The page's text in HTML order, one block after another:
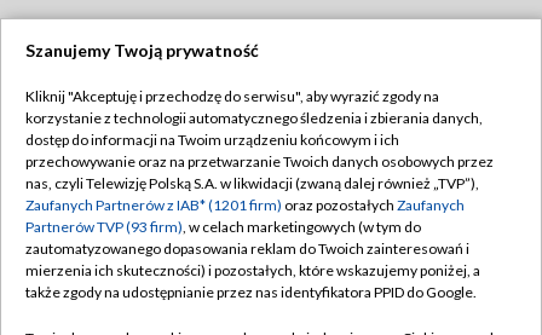
TVP
Abonament TVP
Emisja w TVP
Centrum informacji TVP
Naziemna Telewizja Cyfrowa
Regulamin TVP
Polityka prywatności
Moje zgody
Pomoc
Szanujemy Twoją prywatność
Kliknij "Akceptuję i przechodzę do serwisu", aby wyrazić zgody na
korzystanie z technologii automatycznego śledzenia i zbierania danych,
dostęp do informacji na Twoim urządzeniu końcowym i ich
przechowywanie oraz na przetwarzanie Twoich danych osobowych przez
nas, czyli Telewizję Polską S.A. w likwidacji (zwaną dalej również „TVP”),
Zaufanych Partnerów z IAB* (1201 firm) oraz pozostałych Zaufanych
Partnerów TVP (93 firm), w celach marketingowych (w tym do
zautomatyzowanego dopasowania reklam do Twoich zainteresowań i
mierzenia ich skuteczności) i pozostałych, które wskazujemy poniżej, a
także zgody na udostępnianie przez nas identyfikatora PPID do Google.